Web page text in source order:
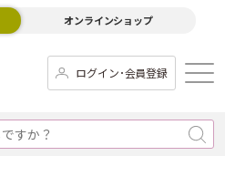
オンラインショップ
ログイン･会員登録